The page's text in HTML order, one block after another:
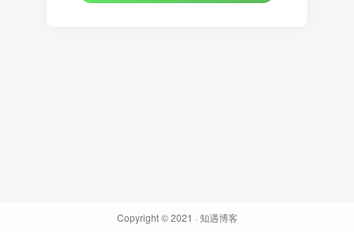
Copyright © 2021 ·知遇博客